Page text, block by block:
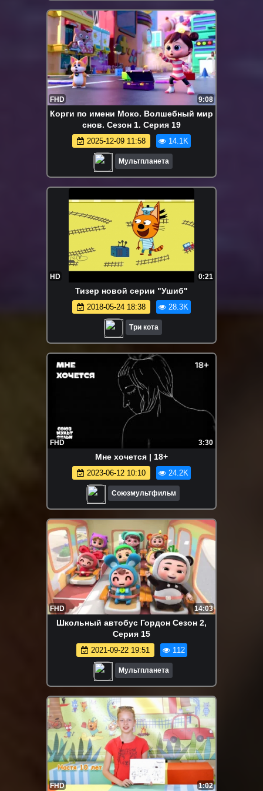
FHD 9:08
Корги по имени Моко. Волшебный мир
снов. Сезон 1. Серия 19
2025-12-09 11:58 14.1K
Мультпланета
HD 0:21
Тизер новой серии "Ушиб"
2018-05-24 18:38 28.3K
Три кота
FHD 3:30
Мне хочется | 18+
2023-06-12 10:10 24.2K
Союзмультфильм
FHD 14:03
Школьный автобус Гордон Сезон 2,
Серия 15
2021-09-22 19:51 112
Мультпланета
FHD 1:02